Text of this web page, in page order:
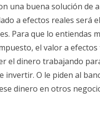
una buena solución de
a efectos reales será
Para que lo entiendas
el valor a efectos
el dinero trabajando
invertir. O le piden al
dinero en otros